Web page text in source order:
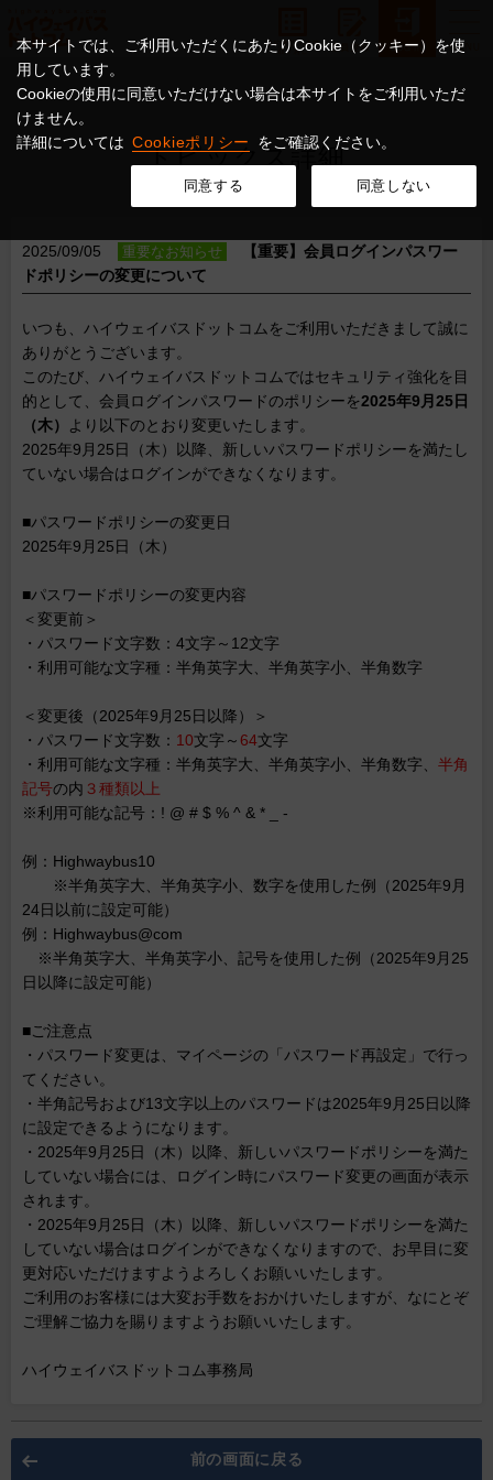
本サイトでは、ご利用いただくにあたりCookie（クッキー）を使
用しています。
Cookieの使用に同意いただけない場合は本サイトをご利用いただ
けません。
詳細については Cookieポリシー をご確認ください。
同意する 同意しない
トピックス詳細
2025/09/05 重要なお知らせ
【重要】会員ログインパスワー
ドポリシーの変更について
いつも、ハイウェイバスドットコムをご利用いただきまして誠に
ありがとうございます。
このたび、ハイウェイバスドットコムではセキュリティ強化を目
的として、会員ログインパスワードのポリシーを2025年9月25日
（木）
より以下のとおり変更いたします。
2025年9月25日（木）以降、新しいパスワードポリシーを満たし
ていない場合はログインができなくなります。
■パスワードポリシーの変更日
2025年9月25日（木）
■パスワードポリシーの変更内容
＜変更前＞
・パスワード文字数：4文字～12文字
・利用可能な文字種：半角英字大、半角英字小、半角数字
＜変更後（2025年9月25日以降）＞
・パスワード文字数： 10文字～ 64文字
・利用可能な文字種：半角英字大、半角英字小、半角数字、 半角
記号の内 ３種類以上
※利用可能な記号：! @ # $ % ^ & * _ -
例：Highwaybus10
※半角英字大、半角英字小、数字を使用した例（2025年9月
24日以前に設定可能）
例：Highwaybus@com
※半角英字大、半角英字小、記号を使用した例（2025年9月25
日以降に設定可能）
■ご注意点
・パスワード変更は、マイページの「パスワード再設定」で行っ
てください。
・半角記号および13文字以上のパスワードは2025年9月25日以降
に設定できるようになります。
・2025年9月25日（木）以降、新しいパスワードポリシーを満た
していない場合には、ログイン時にパスワード変更の画面が表示
されます。
・2025年9月25日（木）以降、新しいパスワードポリシーを満た
していない場合はログインができなくなりますので、お早目に変
更対応いただけますようよろしくお願いいたします。
ご利用のお客様には大変お手数をおかけいたしますが、なにとぞ
ご理解ご協力を賜りますようお願いいたします。
ハイウェイバスドットコム事務局
前の画面に戻る